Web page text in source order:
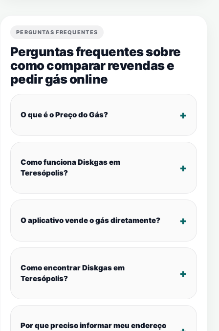
PERGUNTAS FREQUENTES
Perguntas frequentes sobre
como comparar revendas e
pedir gás online
O que é o Preço do Gás?
Como funciona Diskgas em
Teresópolis?
O aplicativo vende o gás diretamente?
Como encontrar Diskgas em
Teresópolis?
Por que preciso informar meu endereço